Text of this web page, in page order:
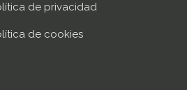
de privacidad
de cookies